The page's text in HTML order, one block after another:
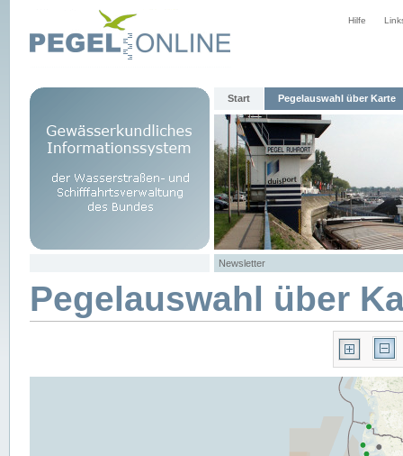
Hilfe
Start Pegelauswahl über Karte
Newsletter
Pegelauswahl über